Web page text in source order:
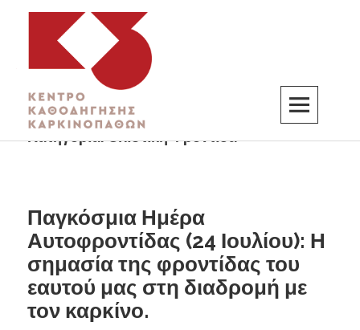
K3
ΚΕΝΤΡΟ ΚΑΘΟΔΗΓΗΣΗΣ ΚΑΡΚΙΝΟΠΑΘΩΝ
Κατηγορία:Ολιστική Φροντίδα
Παγκόσμια Ημέρα
Αυτοφροντίδας (24 Ιουλίου): Η
σημασία της φροντίδας του
εαυτού μας στη διαδρομή με
τον καρκίνο.